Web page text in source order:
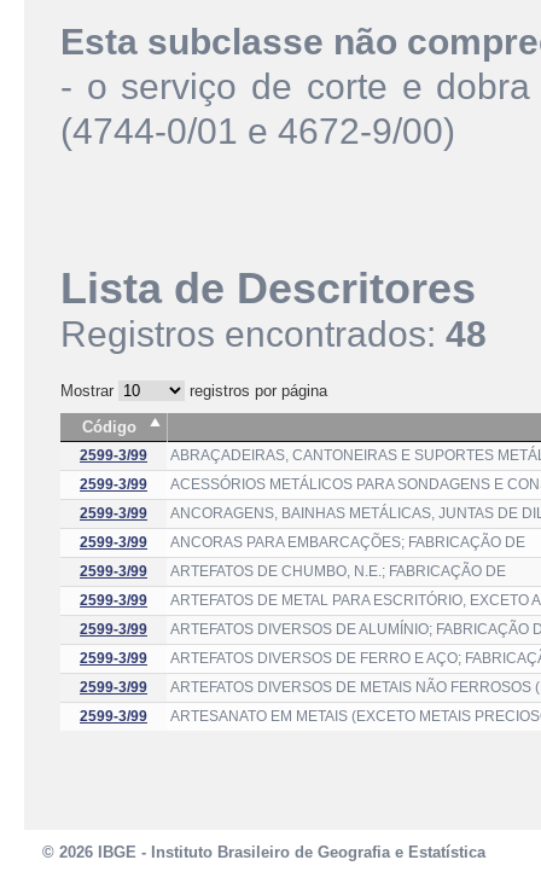
Esta subclasse não
- o serviço de corte e
(4744-0/01 e 4672-9/00)
Lista de Descritores
Registros encontrados: 48
Mostrar
registros por página
Código
2599-3/99
ABRAÇADEIRAS, CANTONEIRAS E SUPORTES
2599-3/99
ACESSÓRIOS METÁLICOS PARA SONDAGENS E
2599-3/99
ANCORAGENS, BAINHAS METÁLICAS, JUNTAS DE
2599-3/99
ANCORAS PARA EMBARCAÇÕES; FABRICAÇÃO DE
2599-3/99
ARTEFATOS DE CHUMBO, N.E.; FABRICAÇÃO DE
2599-3/99
ARTEFATOS DE METAL PARA ESCRITÓRIO, EXCETO
2599-3/99
ARTEFATOS DIVERSOS DE ALUMÍNIO; FABRICAÇÃO
2599-3/99
ARTEFATOS DIVERSOS DE FERRO E AÇO;
2599-3/99
ARTEFATOS DIVERSOS DE METAIS NÃO
2599-3/99
ARTESANATO EM METAIS (EXCETO METAIS
© 2026 IBGE - Instituto Brasileiro de Geografia e Estatística